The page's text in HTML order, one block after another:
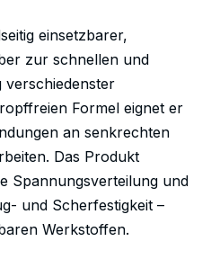
einsetzbarer,
zur schnellen und
verschiedenster
Formel eignet er
an senkrechten
Das Produkt
Spannungsverteilung und
und Scherfestigkeit –
Werkstoffen.